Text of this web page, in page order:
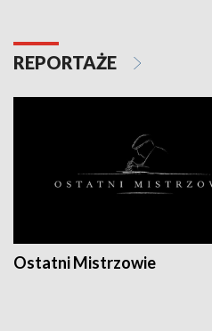
REPORTAŻE
Ostatni Mistrzowie